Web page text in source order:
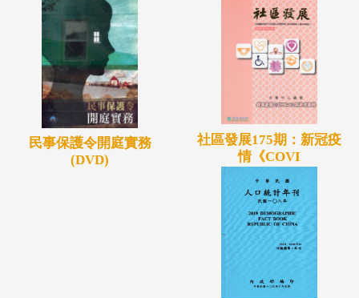
民事保護令開庭實務
(DVD)
社區發展175期：新冠疫
情《COVI